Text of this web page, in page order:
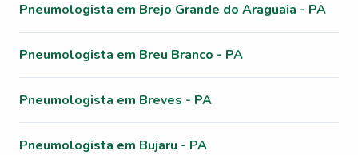
Pneumologista em Brejo Grande do Araguaia - PA
Pneumologista em Breu Branco - PA
Pneumologista em Breves - PA
Pneumologista em Bujaru - PA